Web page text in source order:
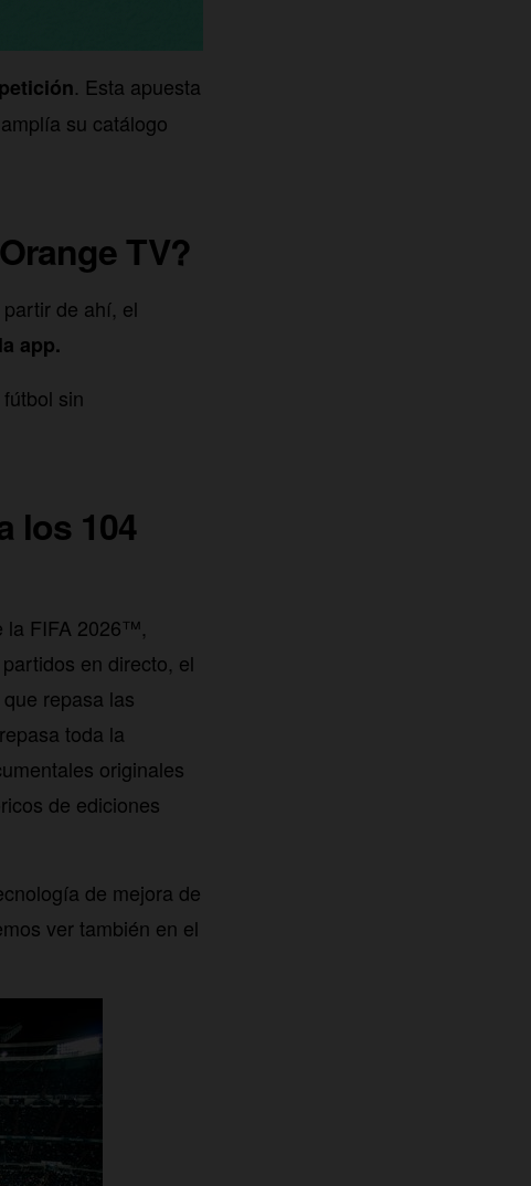
. Esta apuesta
su catálogo
TV?
partir de ahí, el
app.
sin
los 104
la FIFA 2026™,
en directo, el
repasa las
toda la
originales
de ediciones
de mejora de
ver también en el